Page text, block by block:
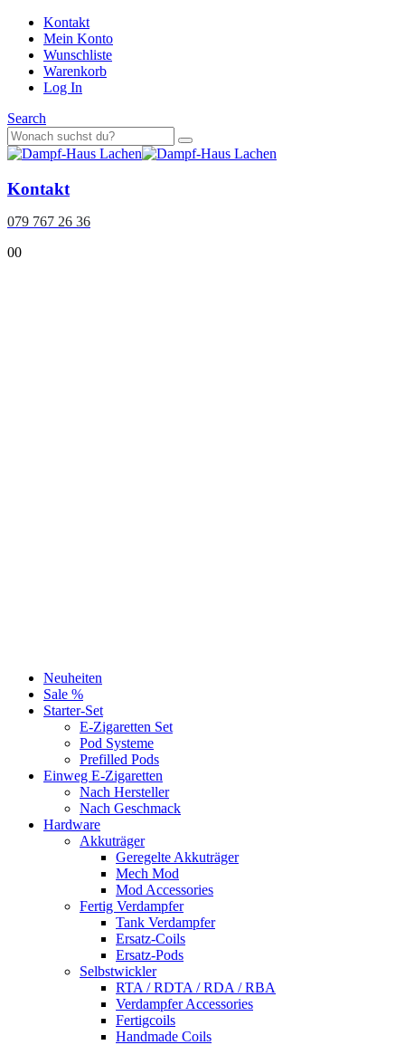
Kontakt
Mein Konto
Wunschliste
Warenkorb
Log In
Search
Kontakt
079 767 26 36
00
Neuheiten
Sale %
Starter-Set
E-Zigaretten Set
Pod Systeme
Prefilled Pods
Einweg E-Zigaretten
Nach Hersteller
Nach Geschmack
Hardware
Akkuträger
Geregelte Akkuträger
Mech Mod
Mod Accessories
Fertig Verdampfer
Tank Verdampfer
Ersatz-Coils
Ersatz-Pods
Selbstwickler
RTA / RDTA / RDA / RBA
Verdampfer Accessories
Fertigcoils
Handmade Coils